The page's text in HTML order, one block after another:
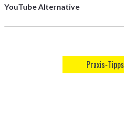
YouTube Alternative
Praxis-Tipps